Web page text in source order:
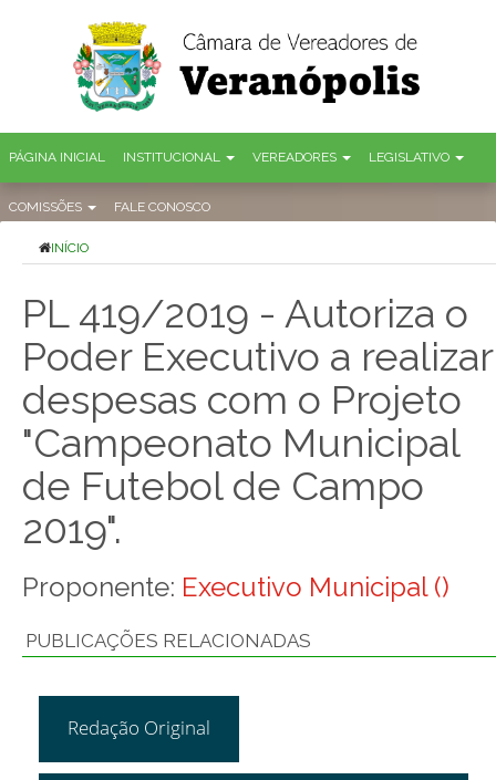
PÁGINA INICIAL INSTITUCIONAL VEREADORES LEGISLATIVO
COMISSÕES FALE CONOSCO
INÍCIO
PL 419/2019 - Autoriza o
Poder Executivo a realizar
despesas com o Projeto
"Campeonato Municipal
de Futebol de Campo
2019".
Proponente: Executivo Municipal ()
PUBLICAÇÕES RELACIONADAS
Redação Original